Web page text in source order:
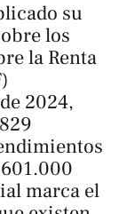
su
los
la Renta
2024,
marca el